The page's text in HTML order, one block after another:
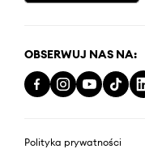
OBSERWUJ NAS NA:
Polityka prywatności